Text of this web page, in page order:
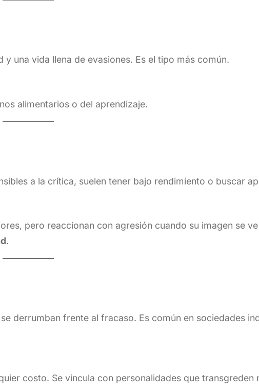
y una vida llena de evasiones. Es el tipo más común.
alimentarios o del aprendizaje.
a la crítica, suelen tener bajo rendimiento o buscar
pero reaccionan con agresión cuando su imagen se
.
derrumban frente al fracaso. Es común en sociedades
costo. Se vincula con personalidades que transgreden